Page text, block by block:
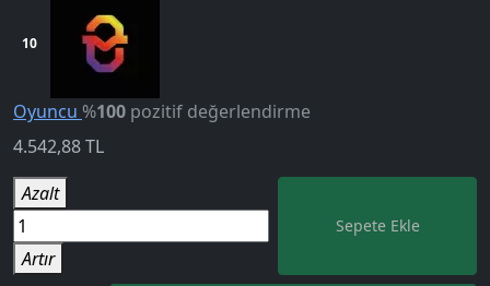
5.0
10
Oyuncu %100 pozitif değerlendirme
4.542,88TL
Azalt
Artır
Sepete Ekle